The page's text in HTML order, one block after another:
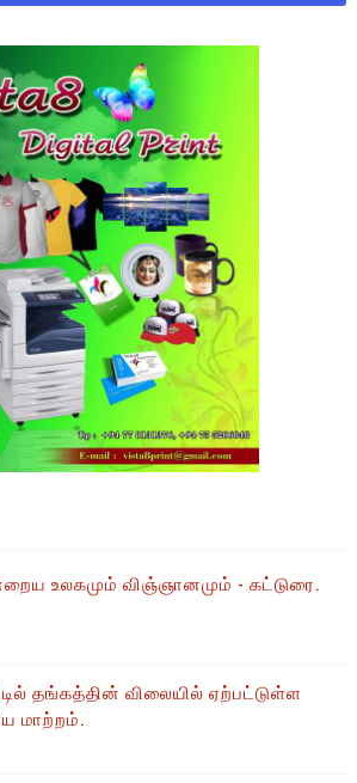
உலகமும் விஞ்ஞானமும் - கட்டுரை.
தங்கத்தின் விலையில் ஏற்பட்டுள்ள
மாற்றம்.